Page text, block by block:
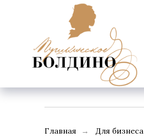
Главная → Для бизнеса